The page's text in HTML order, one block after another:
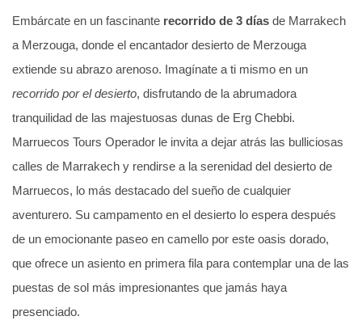
o
n
4
d
e
Embárcate en un fascinante recorrido de 3 días de Marrakech
a Merzouga, donde el encantador desierto de Merzouga
extiende su abrazo arenoso. Imagínate a ti mismo en un
recorrido por el desierto, disfrutando de la abrumadora
tranquilidad de las majestuosas dunas de Erg Chebbi.
Marruecos Tours Operador le invita a dejar atrás las bulliciosas
calles de Marrakech y rendirse a la serenidad del desierto de
Marruecos, lo más destacado del sueño de cualquier
aventurero. Su campamento en el desierto lo espera después
de un emocionante paseo en camello por este oasis dorado,
que ofrece un asiento en primera fila para contemplar una de las
puestas de sol más impresionantes que jamás haya
presenciado.